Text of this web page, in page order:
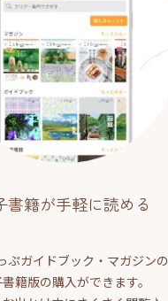
書籍が手軽に読める
ぷガイドブック・マガジンの
籍版の購入ができます。